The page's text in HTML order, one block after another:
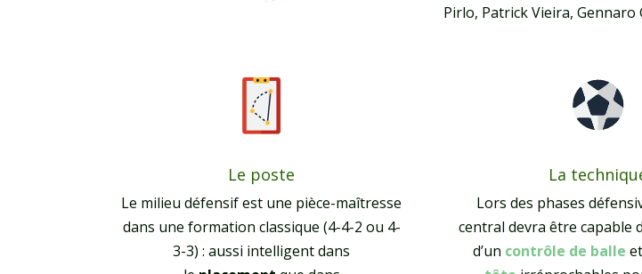
Pirlo, Patrick Vieira, Gennaro
Le poste
Le milieu défensif est une pièce-maîtresse
dans une formation classique (4-4-2 ou 4-
3-3) : aussi intelligent dans
La
Lors des phases
central devra être capable
d’un contrôle de balle